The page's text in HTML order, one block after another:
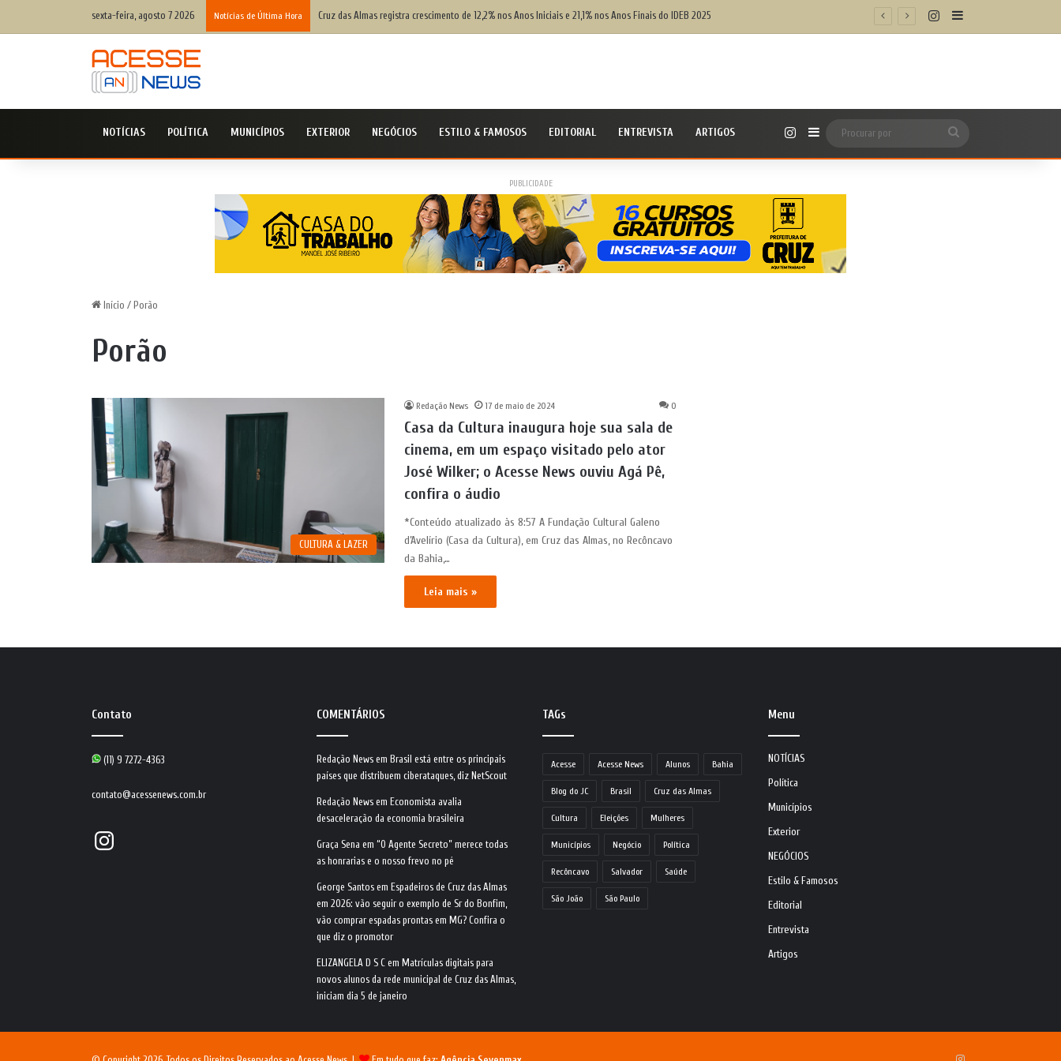
sexta-feira, agosto 7 2026 Notícias de Última Hora Cruz das Almas registra crescimento de 12,2% nos Anos Iniciais e 21,1% nos Anos Finais do IDEB 2025 InstagramBarra Lateral
NOTÍCIAS POLÍTICA MUNICÍPIOS EXTERIOR NEGÓCIOS ESTILO & FAMOSOS EDITORIAL ENTREVISTA ARTIGOS InstagramBarra Lateral
por
PUBLICIDADE
Início / Porão
Porão
CULTURA & LAZER
Redação News 17 de maio de 2024 0
Casa da Cultura inaugura hoje sua sala de
cinema, em um espaço visitado pelo ator
José Wilker; o Acesse News ouviu Agá Pê,
confira o áudio
*Conteúdo atualizado às 8:57 A Fundação Cultural Galeno
d’Avelírio (Casa da Cultura), em Cruz das Almas, no Recôncavo
da Bahia,…
Leia mais »
Contato
(11) 9 7272-4363
contato@acessenews.com.br
Instagram
COMENTÁRIOS
Redação News em Brasil está entre os principais
países que distribuem ciberataques, diz NetScout
Redação News em Economista avalia
desaceleração da economia brasileira
Graça Sena em“O Agente Secreto” merece todas
as honrarias e o nosso frevo no pé
George Santos em Espadeiros de Cruz das Almas
em 2026: vão seguir o exemplo de Sr do Bonfim,
vão comprar espadas prontas em MG? Confira o
que diz o promotor
ELIZANGELA D S C em Matrículas digitais para
novos alunos da rede municipal de Cruz das Almas,
iniciam dia 5 de janeiro
TAGs
Acesse Acesse News Alunos Bahia
Blog do JC Brasil Cruz das Almas
Cultura Eleições Mulheres
Municípios Negócio Política
Recôncavo Salvador Saúde
São João São Paulo
Menu
NOTÍCIAS
Política
Municípios
Exterior
NEGÓCIOS
Estilo & Famosos
Editorial
Entrevista
Artigos
Instagram